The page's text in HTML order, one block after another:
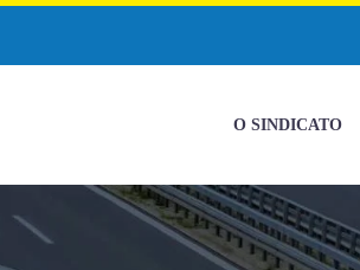
O SINDICATO